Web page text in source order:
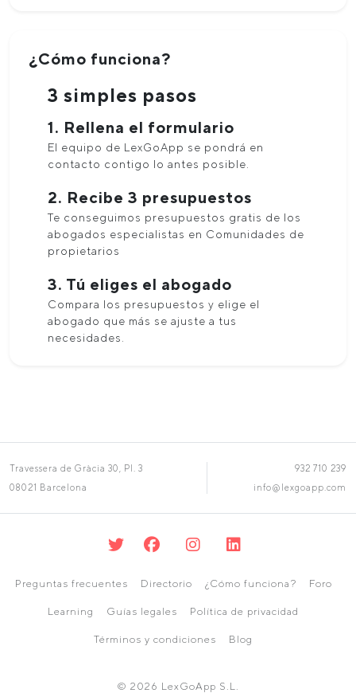
¿Cómo funciona?
3 simples pasos
1. Rellena el formulario
El equipo de LexGoApp se pondrá en
contacto contigo lo antes posible.
2. Recibe 3 presupuestos
Te conseguimos presupuestos gratis de los
abogados especialistas en Comunidades de
propietarios
3. Tú eliges el abogado
Compara los presupuestos y elige el
abogado que más se ajuste a tus
necesidades.
Travessera de Gràcia 30, Pl. 3
08021 Barcelona
932 710 239
info@lexgoapp.com
Preguntas frecuentes Directorio ¿Cómo funciona? Foro
Learning Guías legales Política de privacidad
Términos y condiciones Blog
© 2026 LexGoApp S.L.